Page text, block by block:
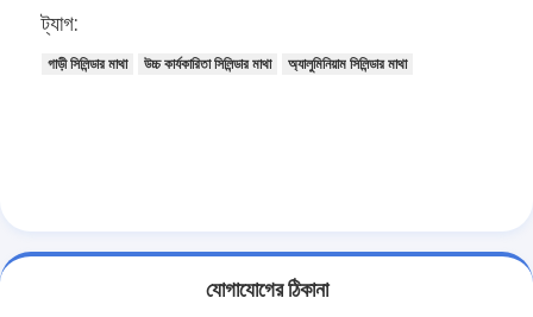
কারখানা পরিদর্শন
ট্যাগ:
গাড়ী সিলিন্ডার মাথা উচ্চ কার্যকারিতা সিলিন্ডার মাথা অ্যালুমিনিয়াম সিলিন্ডার মাথা
যোগাযোগের ঠিকানা